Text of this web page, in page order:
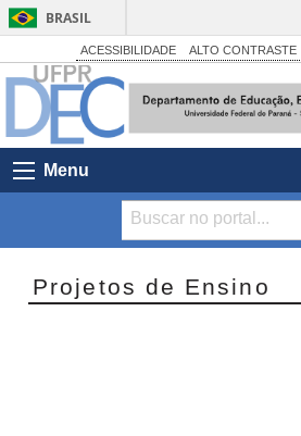
BRASIL
ACESSIBILIDADE ALTO CONTRASTE
Menu
Projetos de Ensino